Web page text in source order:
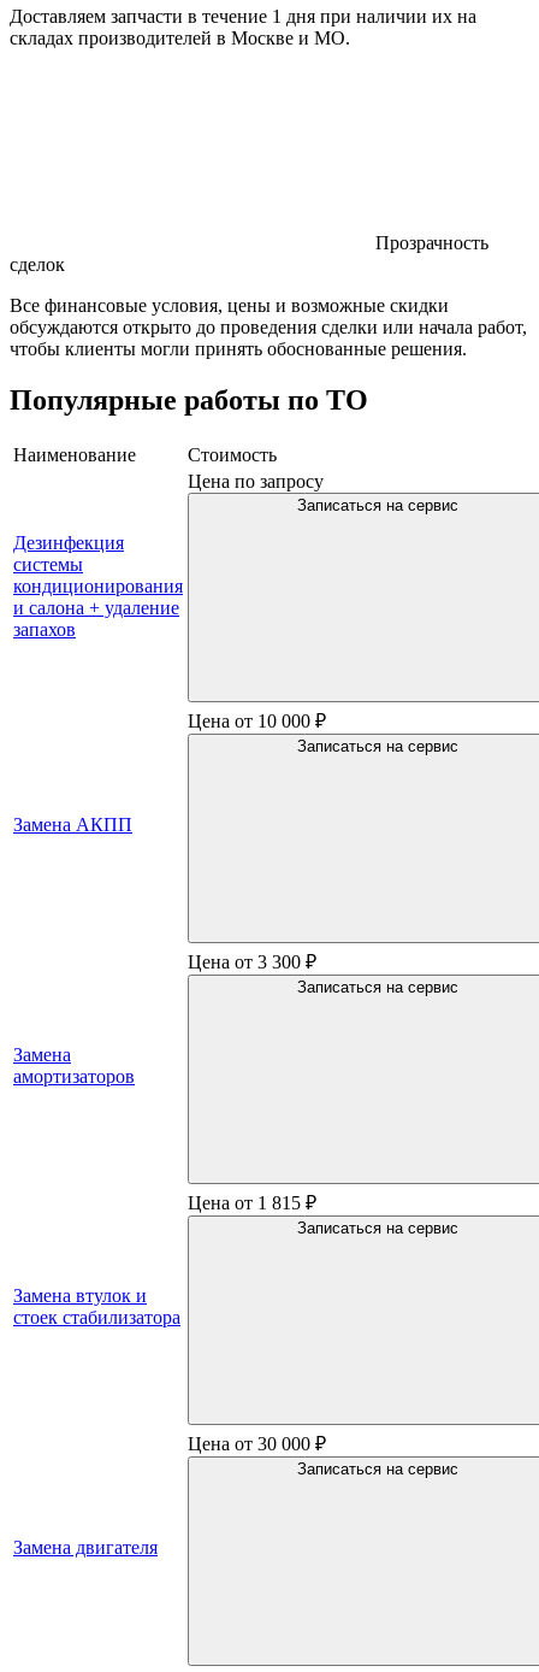
Доставляем запчасти в течение 1 дня при наличии их на
складах производителей в Москве и МО.
Прозрачность
сделок
Все финансовые условия, цены и возможные скидки
обсуждаются открыто до проведения сделки или начала работ,
чтобы клиенты могли принять обоснованные решения.
Популярные работы по ТО
Наименование Стоимость
Дезинфекция
системы
кондиционирования
и салона + удаление
запахов
Цена по запросу
Записаться на сервис
Замена АКПП
Цена от 10 000 ₽
Записаться на сервис
Замена
амортизаторов
Цена от 3 300 ₽
Записаться на сервис
Замена втулок и
стоек стабилизатора
Цена от 1 815 ₽
Записаться на сервис
Замена двигателя
Цена от 30 000 ₽
Записаться на сервис